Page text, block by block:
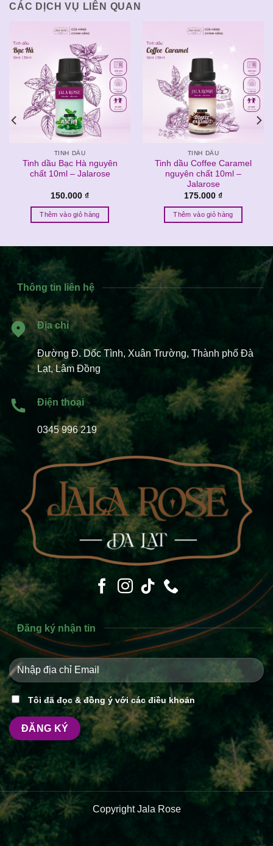
CÁC DỊCH VỤ LIÊN QUAN
TINH DẦU
Tinh dầu Bạc Hà nguyên
chất 10ml – Jalarose
150.000 ₫
Thêm vào giỏ hàng
TINH DẦU
Tinh dầu Coffee Caramel
nguyên chất 10ml –
Jalarose
175.000 ₫
Thêm vào giỏ hàng
Thông tin liên hệ
Địa chỉ
Đường Đ. Dốc Tình, Xuân Trường, Thành phố Đà
Lạt, Lâm Đồng
Điện thoại
0345 996 219
Đăng ký nhận tin
Tôi đã đọc & đồng ý với các điều khoản
Copyright Jala Rose